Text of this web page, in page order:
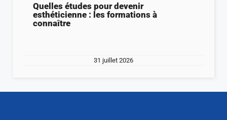
Quelles études pour devenir
esthéticienne : les formations à
connaître
31 juillet 2026